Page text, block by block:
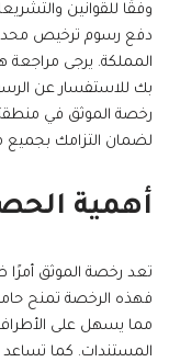
وفقًا للقوانين
دفع رسوم ترخيص
المملكة. يرجى مراجعة
بك للاستفسار عن
رخصة الموثق في
لضمان التزامك
أهمية
تعد رخصة الموثق أمرًا
فهذه الرخصة تمنح
مما يسهل على
المستندات. كما